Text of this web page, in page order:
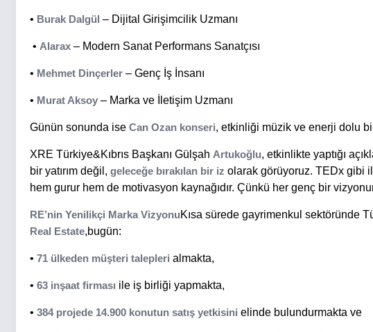
• Burak Dalgül – Dijital Girişimcilik Uzmanı
• Alarax– Modern Sanat Performans Sanatçısı
• Mehmet Dinçerler– Genç İş İnsanı
• Murat Aksoy– Marka ve İletişim Uzmanı
Günün sonunda ise Can Ozan konseri, etkinliği müzik ve enerji dolu
XRE Türkiye&Kıbrıs Başkanı Gülşah Artukoğlu, etkinlikte yaptığı
bir yatırım değil, geleceğe bırakılan bir iz olarak görüyoruz. TEDx gibi
hem gurur hem de motivasyon kaynağıdır. Çünkü her genç bir
RE’nin Yenilikçi Marka VizyonuKısa sürede gayrimenkul sektöründe
Real Estate,bugün:
• 71 ülkeden müşteri talepleri almakta,
• 63 inşaat firması ile iş birliği yapmakta,
• 384 projede 14.900 konutun satış yetkisini elinde bulundurmakta ve